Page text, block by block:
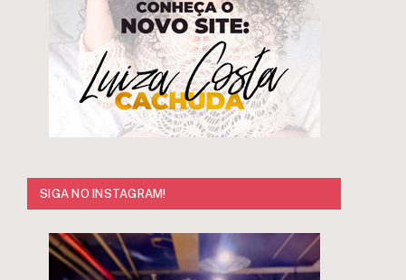
SIGA NO INSTAGRAM!